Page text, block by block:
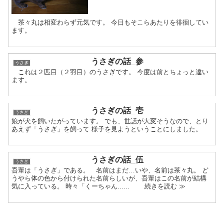
茶々丸は相変わらず元気です。 今日もそこらあたりを徘徊してい
ます。
うさぎ うさぎの話_参
これは２匹目（２羽目）のうさぎです。 今度は前とちょっと違い
ます。
うさぎ うさぎの話_壱
娘が犬を飼いたがっています。 でも、世話が大変そうなので、とり
あえず「うさぎ」を飼って 様子を見ようということにしました。
うさぎ うさぎの話_伍
吾輩は「うさぎ」である。 名前はまだ…いや、名前は茶々丸。 ど
うやら体の色から付けられた名前らしいが、吾輩はこの名前が結構
気に入っている。 時々「くーちゃん...... 続きを読む ≫